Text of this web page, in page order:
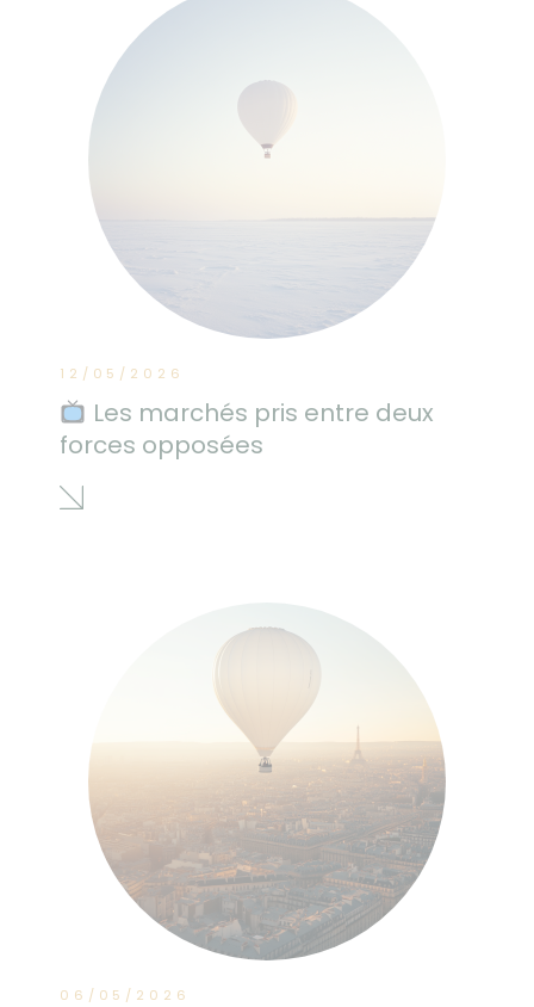
12/05/2026
Les marchés pris entre deux
forces opposées
06/05/2026